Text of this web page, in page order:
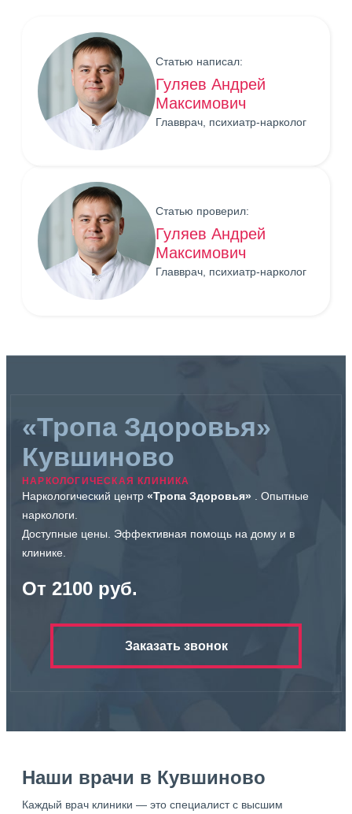
Статью написал:
Гуляев Андрей
Максимович
Главврач, психиатр-нарколог
Статью проверил:
Гуляев Андрей
Максимович
Главврач, психиатр-нарколог
«Тропа Здоровья»
Кувшиново
НАРКОЛОГИЧЕСКАЯ КЛИНИКА
Наркологический центр «Тропа Здоровья» . Опытные
наркологи.
Доступные цены. Эффективная помощь на дому и в
клинике.
От 2100 руб.
Заказать звонок
Наши врачи в Кувшиново
Каждый врач клиники — это специалист с высшим